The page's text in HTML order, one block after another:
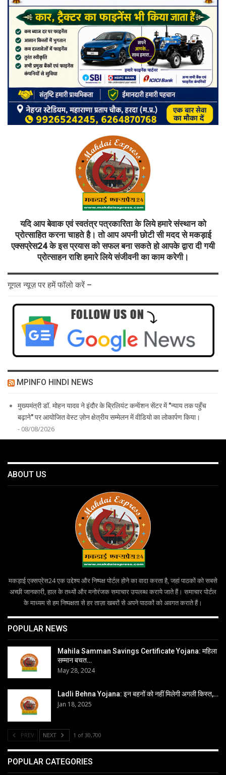
यदि आप बेवाक एवं स्वतंत्र पत्रकारिता के लिये हमारे संस्थान को
प्रोत्साहित करना चाहते है। तो आप अपनी छोटी सी मदद से मकड़ाई
एक्सप्रेस24 के इस प्रयास को सफल बना सकते हो आपके द्वारा दी गयी
प्रोत्साहन राशि हमारे लिये संजीवनी का काम करेगी।
गूगल न्यूज़ पर हमें फॉलो करें –
MPINFO HINDI NEWS
मुख्यमंत्री डॉ. मोहन यादव ने इंदौर के ब्रिलियंट कन्वेंशन सेंटर में "न्याय तक पहुँच
बढ़ाने" पर आयोजित वेस्ट ज़ोन क्षेत्रीय सम्मेलन में वीडियो का लोकार्पण किया।
- 08/08/2026
ABOUT US
मकड़ाई एक्सप्रेस24 एक उद्देश्य और निष्पक्ष पोर्टल होने का वादा करता है, जहां पाठकों को सबसे
अच्छी जानकारी, हाल के तथ्यों और मनोरंजक समाचार उपलब्ध कराये जाते हैं। समाचार पोर्टल
के माध्यम से हम निष्पक्षता से हर ताज़ा खबरों से अपने पाठकों को अवगत कराते हैं।
POPULAR NEWS
Mahila Samman Savings Certificate Yojana: महिला
सम्मान बचत…
May 28, 2024
Ladli Behna Yojana: इन बहनों को नहीं मिलेगी अगली किस्त,…
Jan 18, 2025
PREV NEXT 1 of 30,700
POPULAR CATEGORIES